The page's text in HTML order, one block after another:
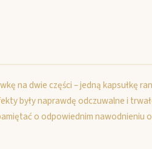
na dwie części – jedną kapsułkę
były naprawdę odczuwalne i
o odpowiednim nawodnieniu